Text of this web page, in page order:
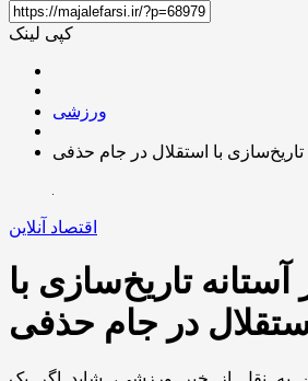
کپی لینک
ورزشی
تاریخ‌سازی با استقلال در جام حذفی
اقتصاد آنلاین
تاریخ‌سازی با
در جام حذفی